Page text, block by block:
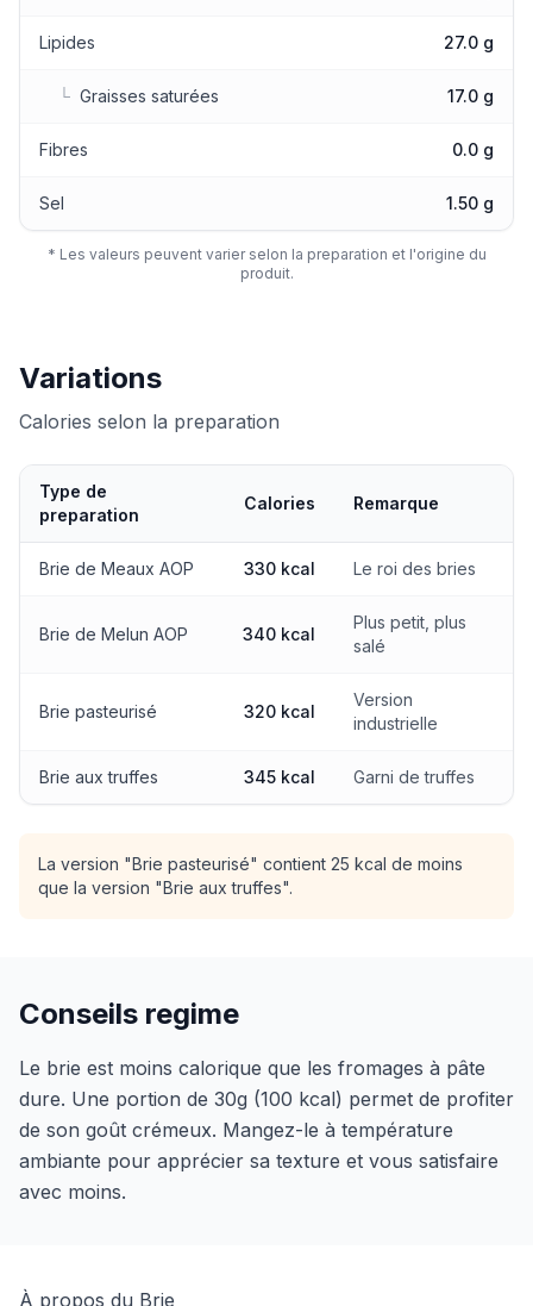
Lipides 27.0 g
└ Graisses saturées 17.0 g
Fibres 0.0 g
Sel 1.50 g
* Les valeurs peuvent varier selon la preparation et l'origine du
produit.
Variations
Calories selon la preparation
Type de
preparation
Calories Remarque
Brie de Meaux AOP 330 kcal Le roi des bries
Brie de Melun AOP 340 kcal
Plus petit, plus
salé
Brie pasteurisé 320 kcal
Version
industrielle
Brie aux truffes 345 kcal Garni de truffes
La version "Brie pasteurisé" contient 25 kcal de moins
que la version "Brie aux truffes".
Conseils regime
Le brie est moins calorique que les fromages à pâte
dure. Une portion de 30g (100 kcal) permet de profiter
de son goût crémeux. Mangez-le à température
ambiante pour apprécier sa texture et vous satisfaire
avec moins.
À propos du Brie